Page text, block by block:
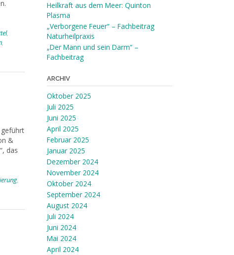
,
,
geführt
&
das
,
Heilkraft aus dem Meer: Quinton
Plasma
„Verborgene Feuer“ – Fachbeitrag
Naturheilpraxis
„Der Mann und sein Darm“ –
Fachbeitrag
ARCHIV
Oktober 2025
Juli 2025
Juni 2025
April 2025
Februar 2025
Januar 2025
Dezember 2024
November 2024
Oktober 2024
September 2024
August 2024
Juli 2024
Juni 2024
Mai 2024
April 2024